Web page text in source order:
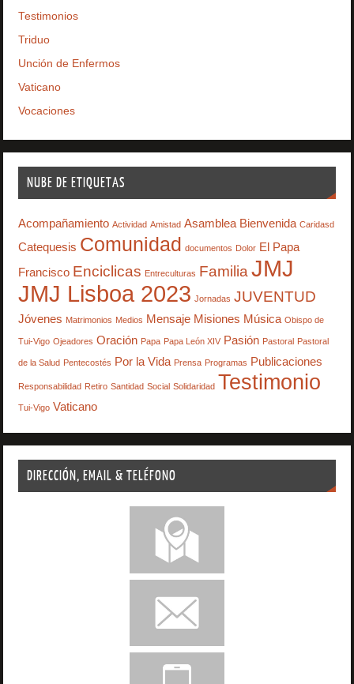
Testimonios
Triduo
Unción de Enfermos
Vaticano
Vocaciones
NUBE DE ETIQUETAS
Acompañamiento Actividad Amistad Asamblea Bienvenida Caridasd
Catequesis Comunidad documentos Dolor El Papa
Francisco Enciclicas Entreculturas Familia JMJ
JMJ Lisboa 2023 Jornadas JUVENTUD
Jóvenes Matrimonios Medios Mensaje Misiones Música Obispo de
Tui-Vigo Ojeadores Oración Papa Papa León XIV Pasión Pastoral Pastoral
de la Salud Pentecostés Por la Vida Prensa Programas Publicaciones
Responsabilidad Retiro Santidad Social Solidaridad Testimonio
Tui-Vigo Vaticano
DIRECCIÓN, EMAIL & TELÉFONO